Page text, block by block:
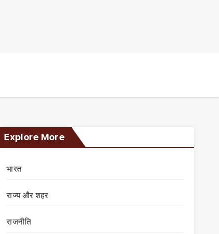
Explore More
भारत
राज्य और शहर
राजनीति